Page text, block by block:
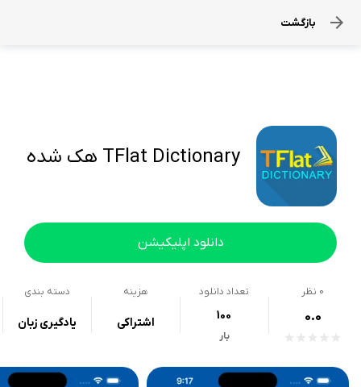
بازگشت
TFlat Dictionary هک شده
دانلود اپلیکیشن
0 نظر
0.0
تعداد دانلود
100
بار
هزینه
اشتراکی
دسته بندی
یادگیری زبان